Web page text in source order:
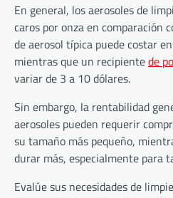
En general, los aerosoles de
caros por onza en comparación
de aerosol típica puede costar
mientras que un recipientede
variar de 3 a 10 dólares.
Sin embargo, la rentabilidad
aerosoles pueden requerir
su tamaño más pequeño,
durar más, especialmente para
Evalúe sus necesidades de